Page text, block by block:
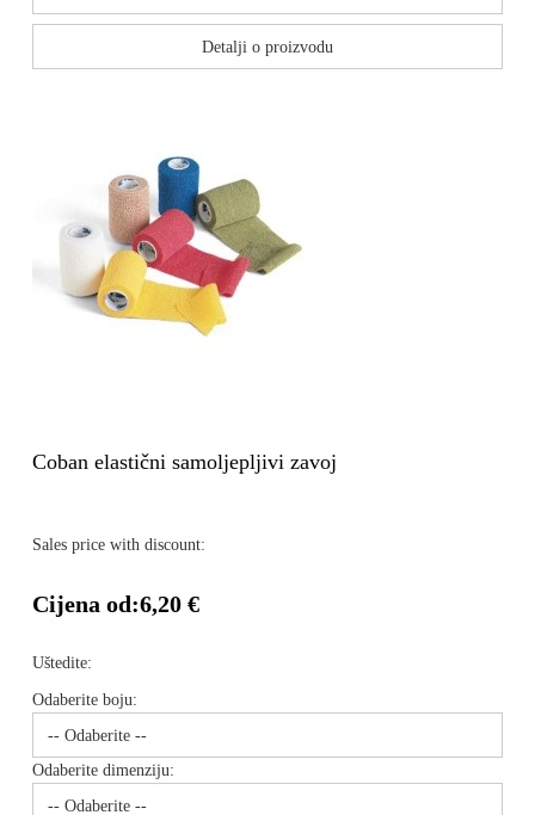
Detalji o proizvodu
Coban elastični samoljepljivi zavoj
Sales price with discount:
Cijena od:6,20 €
Uštedite:
Odaberite boju:
Odaberite dimenziju: